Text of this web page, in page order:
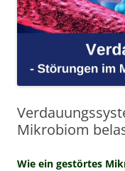
Mikrobiom
Wie ein gestörtes